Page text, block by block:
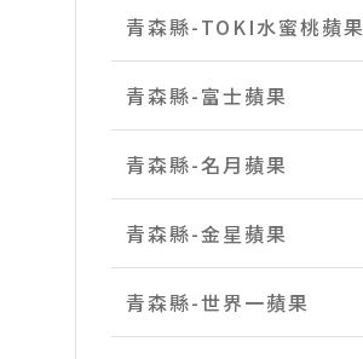
青森縣-TOKI水蜜桃蘋果
青森縣-富士蘋果
青森縣-名月蘋果
青森縣-金星蘋果
青森縣-世界一蘋果